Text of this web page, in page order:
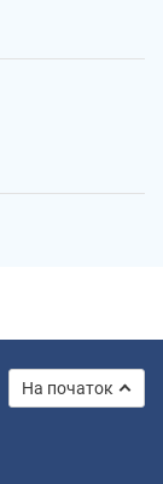
На початок